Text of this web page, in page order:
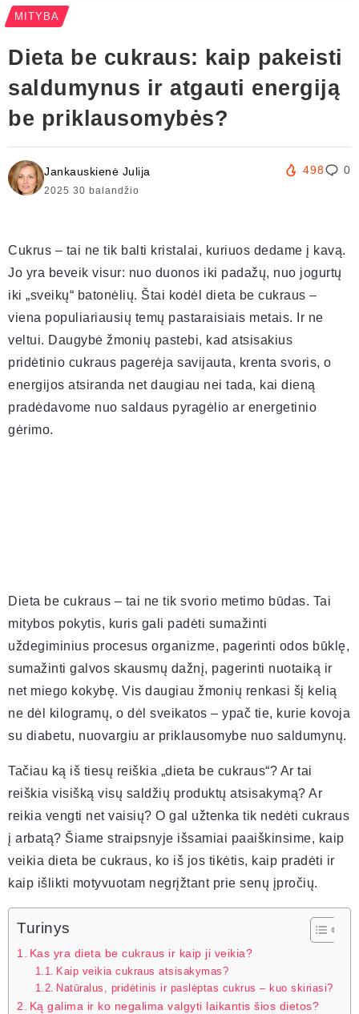
MITYBA
Dieta be cukraus: kaip pakeisti
saldumynus ir atgauti energiją
be priklausomybės?
Jankauskienė Julija
2025 30 balandžio
498 0
Cukrus – tai ne tik balti kristalai, kuriuos dedame į kavą.
Jo yra beveik visur: nuo duonos iki padažų, nuo jogurtų
iki „sveikų“ batonėlių. Štai kodėl dieta be cukraus –
viena populiariausių temų pastaraisiais metais. Ir ne
veltui. Daugybė žmonių pastebi, kad atsisakius
pridėtinio cukraus pagerėja savijauta, krenta svoris, o
energijos atsiranda net daugiau nei tada, kai dieną
pradėdavome nuo saldaus pyragėlio ar energetinio
gėrimo.
Dieta be cukraus – tai ne tik svorio metimo būdas. Tai
mitybos pokytis, kuris gali padėti sumažinti
uždegiminius procesus organizme, pagerinti odos būklę,
sumažinti galvos skausmų dažnį, pagerinti nuotaiką ir
net miego kokybę. Vis daugiau žmonių renkasi šį kelią
ne dėl kilogramų, o dėl sveikatos – ypač tie, kurie kovoja
su diabetu, nuovargiu ar priklausomybe nuo saldumynų.
Tačiau ką iš tiesų reiškia „dieta be cukraus“? Ar tai
reiškia visišką visų saldžių produktų atsisakymą? Ar
reikia vengti net vaisių? O gal užtenka tik nedėti cukraus
į arbatą? Šiame straipsnyje išsamiai paaiškinsime, kaip
veikia dieta be cukraus, ko iš jos tikėtis, kaip pradėti ir
kaip išlikti motyvuotam negrįžtant prie senų įpročių.
Turinys
Kas yra dieta be cukraus ir kaip ji veikia?
Kaip veikia cukraus atsisakymas?
Natūralus, pridėtinis ir paslėptas cukrus – kuo skiriasi?
Ką galima ir ko negalima valgyti laikantis šios dietos?